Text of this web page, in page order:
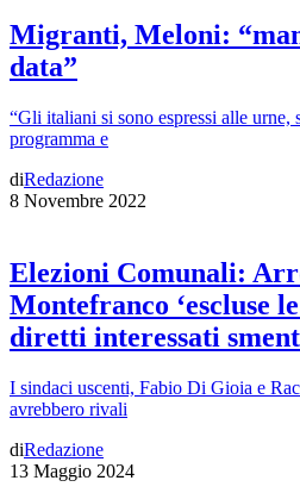
Migranti, Meloni:
data”
“Gli italiani si sono espressi alle urne,
programma e
diRedazione
8 Novembre 2022
Elezioni Comunali:
Montefranco ‘escluse
diretti interessati
I sindaci uscenti, Fabio Di Gioia e
avrebbero rivali
diRedazione
13 Maggio 2024